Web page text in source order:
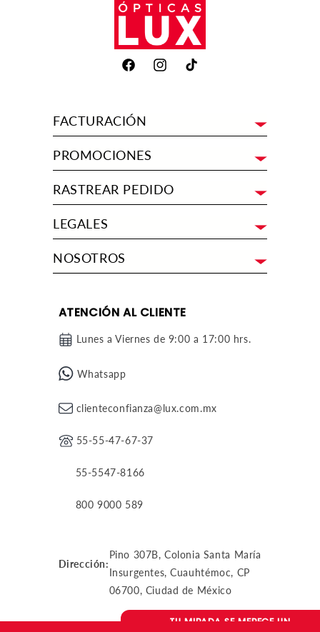
TU MIRADA SE MERECE UN
FacebookInstagramTikTok
FACTURACIÓN
PROMOCIONES
RASTREAR PEDIDO
LEGALES
NOSOTROS
ATENCIÓN AL CLIENTE
Lunes a Viernes de 9:00 a 17:00 hrs.
Whatsapp
clienteconfianza@lux.com.mx
55-55-47-67-37
55-5547-8166
800 9000 589
Dirección:
Pino 307B, Colonia Santa María
Insurgentes, Cuauhtémoc, CP
06700, Ciudad de México